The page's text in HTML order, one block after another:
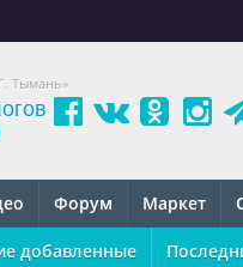
Тымань»
Форум Маркет
добавленные